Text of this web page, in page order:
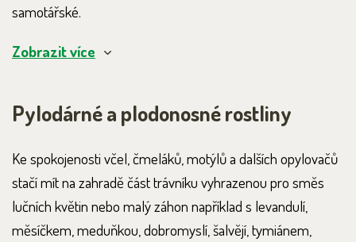
samotářské.
Zobrazit více
Pylodárné a plodonosné rostliny
Ke spokojenosti včel, čmeláků, motýlů a dalších opylovačů
stačí mít na zahradě část trávníku vyhrazenou pro směs
lučních květin nebo malý záhon například s levandulí,
měsíčkem, meduňkou, dobromyslí, šalvějí, tymiánem,